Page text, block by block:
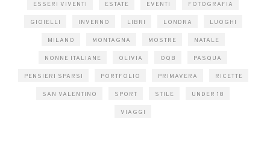
ESSERI VIVENTI ESTATE EVENTI FOTOGRAFIA
GIOIELLI INVERNO LIBRI LONDRA LUOGHI
MILANO MONTAGNA MOSTRE NATALE
NONNE ITALIANE OLIVIA OQB PASQUA
PENSIERI SPARSI PORTFOLIO PRIMAVERA RICETTE
SAN VALENTINO SPORT STILE UNDER 18
VIAGGI